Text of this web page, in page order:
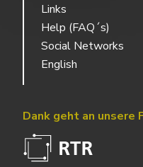
Links
Help (FAQ´s)
Social Networks
English
Dank geht an unsere